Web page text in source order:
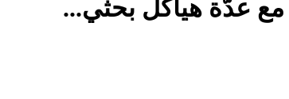
مع عدّة هياكل بحثي...